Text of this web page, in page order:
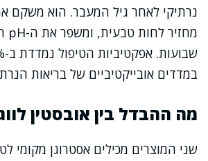
נרתיקי לאחר גיל המעבר. הוא משקם
במדדים אובייקטיביים של בריאות
מה ההבדל בין אובסטין
שני המוצרים מכילים אסטרוגן מקומי